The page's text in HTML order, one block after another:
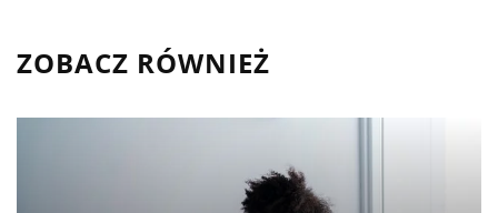
ZOBACZ RÓWNIEŻ